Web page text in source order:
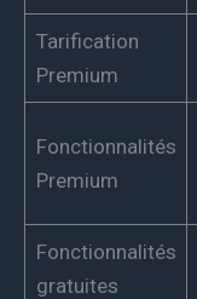
Tarification
Premium
Fonctionnalités
Premium
Fonctionnalités
gratuites